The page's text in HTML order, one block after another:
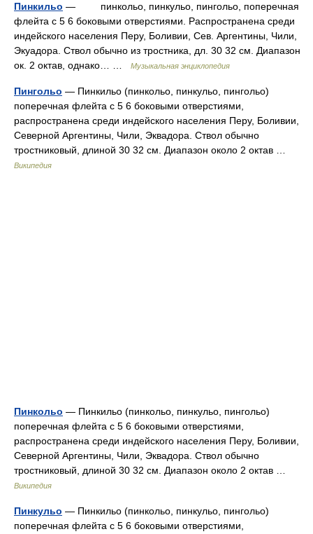
Пинкильо — пинкольо, пинкульо, пингольо, поперечная
флейта с 5 6 боковыми отверстиями. Распространена среди
индейского населения Перу, Боливии, Сев. Аргентины, Чили,
Экуадора. Ствол обычно из тростника, дл. 30 32 см. Диапазон
ок. 2 октав, однако… …
Музыкальная энциклопедия
Пингольо — Пинкильо (пинкольо, пинкульо, пингольо)
поперечная флейта с 5 6 боковыми отверстиями,
распространена среди индейского населения Перу, Боливии,
Северной Аргентины, Чили, Эквадора. Ствол обычно
тростниковый, длиной 30 32 см. Диапазон около 2 октав …
Википедия
Пинкольо — Пинкильо (пинкольо, пинкульо, пингольо)
поперечная флейта с 5 6 боковыми отверстиями,
распространена среди индейского населения Перу, Боливии,
Северной Аргентины, Чили, Эквадора. Ствол обычно
тростниковый, длиной 30 32 см. Диапазон около 2 октав …
Википедия
Пинкульо — Пинкильо (пинкольо, пинкульо, пингольо)
поперечная флейта с 5 6 боковыми отверстиями,